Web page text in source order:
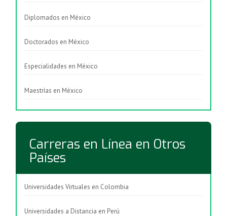
Diplomados en México
Doctorados en México
Especialidades en México
Maestrías en México
Carreras en Línea en Otros
Países
Universidades Virtuales en Colombia
Universidades a Distancia en Perú